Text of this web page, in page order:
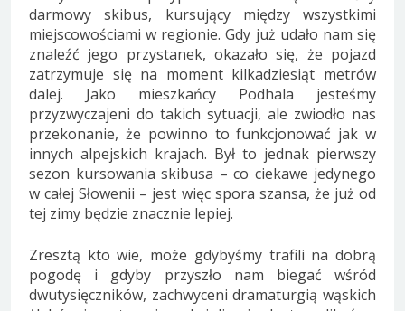
darmowy skibus, kursujący między wszystkimi
miejscowościami w regionie. Gdy już udało nam się
znaleźć jego przystanek, okazało się, że pojazd
zatrzymuje się na moment kilkadziesiąt metrów
dalej. Jako mieszkańcy Podhala jesteśmy
przyzwyczajeni do takich sytuacji, ale zwiodło nas
przekonanie, że powinno to funkcjonować jak w
innych alpejskich krajach. Był to jednak pierwszy
sezon kursowania skibusa – co ciekawe jedynego
w całej Słowenii – jest więc spora szansa, że już od
tej zimy będzie znacznie lepiej.
Zresztą kto wie, może gdybyśmy trafili na dobrą
pogodę i gdyby przyszło nam biegać wśród
dwutysięczników, zachwyceni dramaturgią wąskich